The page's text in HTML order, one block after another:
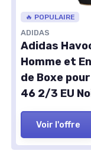
🔥 POPULAIRE
ADIDAS
Adidas
Homme et
de Boxe
46 2/3 EU
Voir l'offre